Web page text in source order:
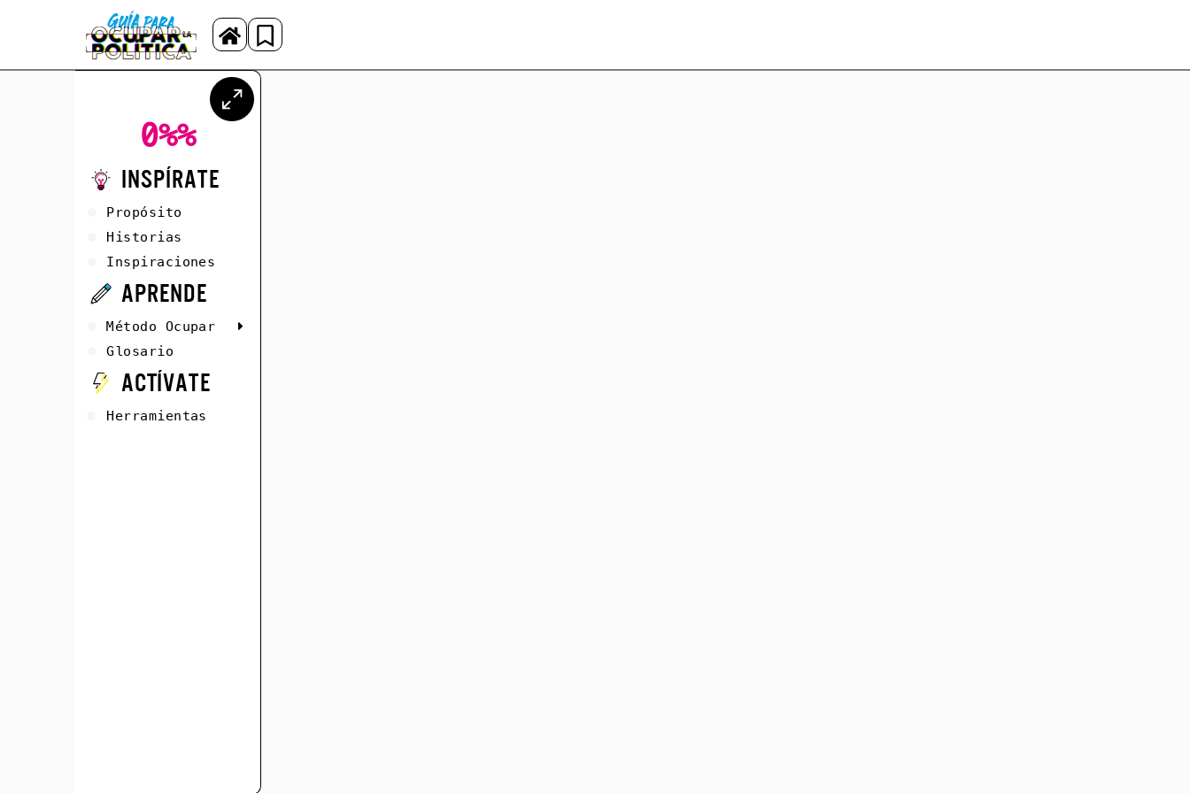
0%%
Inspírate
Propósito
Historias
Inspiraciones
Aprende
Método Ocupar
Glosario
Actívate
Herramientas